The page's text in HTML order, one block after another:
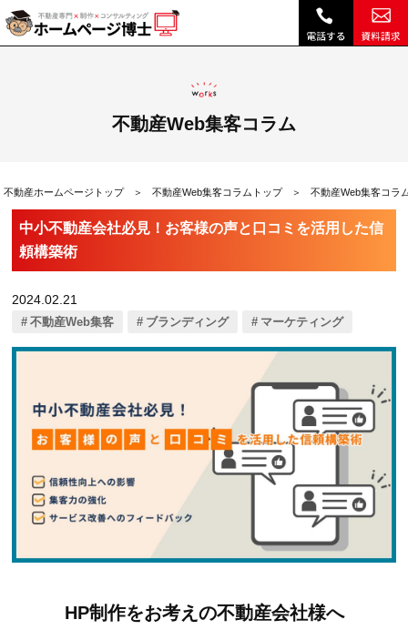
中小不動産会社必見！お客様の声と口コミを活用した信頼構築術|不動産Web集客コラム｜不動産ホームページ制作、不動産SEOは博士ドットコム
不動産Web集客コラム
不動産ホームページトップ 不動産Web集客コラムトップ 不動産Web集客コラ
中小不動産会社必見！お客様の声と口コミを活用した信
頼構築術
2024.02.21
不動産Web集客 ブランディング マーケティング
HP制作をお考えの不動産会社様へ